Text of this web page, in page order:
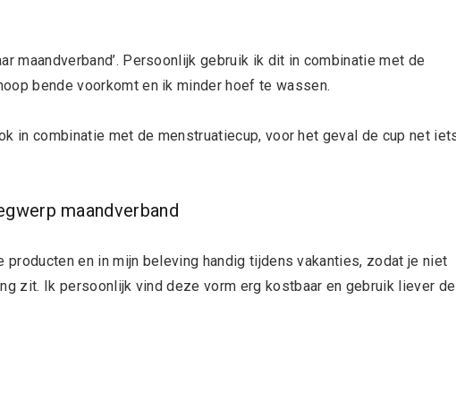
maandverband’. Persoonlijk gebruik ik dit in combinatie met de
bende voorkomt en ik minder hoef te wassen.
in combinatie met de menstruatiecup, voor het geval de cup net
maandverband
producten en in mijn beleving handig tijdens vakanties, zodat je niet
zit. Ik persoonlijk vind deze vorm erg kostbaar en gebruik liever de